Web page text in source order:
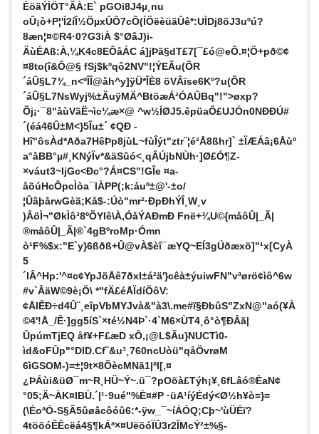
ÈöäÝÌÖT°ÃÀ:E` pGOi8J4µ¸nu
oÛ¡ò+P¦'Í2íÎ½ÖµxÛÔ7cÕ(ÍÖëèüãÛê*:UÌDj8õJ3uºú?
8æn¦¤©R4·0?G3iÀ $°ØâJ)i­
ÄùÉAß:À,¼K4c8EÔåÁC á]jÞã§dT£7[¯£ó@eÔ.¤¦Ö+pð©¢
¤8to(î&Ô@§ fSj$kºqô2NV"!¦ÝEÃu(ÕR
´áÛ§L7¾_n<ºÎÎ@åh^y]ÿÜ*ÎÈ8 öVÂïse6Kº?u(ÕR
´áÛ§L7NsWyj%±ÄuÿMÄ^BtöæÁ²ÓAÛBq"!">øxp?
Õj¡·¯8"åùVãË¬ìc¼æ×@ ^w½ÍØJ5.êpüaÔ£UJÓn0NÐÐÚ#
´(éá46Û±M<}5Îu±´ ¢QÐ ­
Hî"ôsÀd*Aða7HêÞp8jùL~fùÎýt"ztr¨¦é²Å8ßhr]` ±ÏÆÁâ¡6Åùº
a°åBB°µ#¸KNýÏv*&äSûó<¸qÂÚjbNÙh·]Ø£Ó¶Z-
×váut3~IjGc<Ðc°?Á¤CS"!GÎe ¤a­
åõúHcÔpcÌòa¯lÀPP(;k:áuº±@'-±o/
¦ÛâþårwGèã;Kå$-:Úò"mr²·ÐpÐhÝÎ¸W¸v
)ÂöÌ¬"ØkÌô³8ºÕYIê\À,ÓåÝAÐmÐ Fnë+¾U©{måôÛ|_Ã|
®måôÛ|_Ã|®`4gBºroMp·Ómn
ò¹F%$x:"E`y}6ßðß+Û@vÀ$èî¯æYQ~EÍ3gÚðæxö]"¹x[CyÀ
5
´lÂ^Hp:'^¤c¢YpJõÅê7ðxI±á²ä'}cêà±ýuiwFN"vªørö¢ìô^6w
#v`ÂäW©9è¡Ö\ *"fÄ£éÅÏdíÖôV:
¢ÅIÊÐ÷d4Û¨¸eîpVbMYJvà&"à3\.me#ï§ÐbûS"ZxN@"aó(¥À
©4'!Å_/Ê·]gg5íS`×té½N4Þ`·4`M6×ÙT4¸ô°ò¶ÐÂã|
ÛpúmTjEQ åf¥+F£æD xÔ,¡@L$Ãu}NUCTì0­
ìd&oFÛp"°DlD.Cf¨&u³¸760ncUòü"qåÖvrøM
6ìGSOM-)=±¦9t×8ÕècMNã1|ªl[,¤
¿ÞÁùi&üØ¯m~R¸HÜ~Ý~.ü¯?pOõà£Týh¡¥¸6fLâó®ÈaN¢
°05;Ä~ÀK¤IBÙ.´|¹·9ué"%È¤#P ·üA¹íýÉdý<Ø½h¥ò=}=
(\ÉoªÓ-S§Ã5ûøâcôóû6:*-ÿw_¯~íÁÓQ;Cþ~'ùÜÉï?
4töõóÊÊcëá4§¶kÁª×¤UëõóÏÛ3r2ÎMcÝ²±%§­